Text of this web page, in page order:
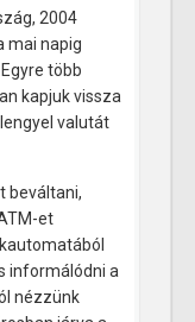
2004
mai napig
több
kapjuk vissza
valutát
beváltani,
et
informálódni a
nézzünk